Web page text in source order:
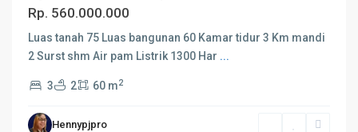
Rp. 560.000.000
Luas tanah 75 Luas bangunan 60 Kamar tidur 3 Km mandi
2 Surst shm Air pam Listrik 1300 Har ...
3 2 60 m2
Hennypjpro